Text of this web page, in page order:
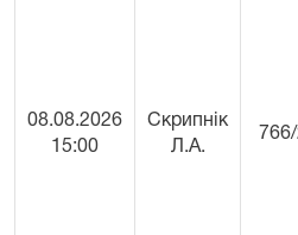
08.08.2026
15:00
Скрипнік
Л.А.